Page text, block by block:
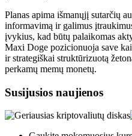
Planas apima išmanųjį sutarčių
informavimą ir galimus
įvykius, kad būtų palaikomas
Maxi Doge pozicionuoja save
ir strategiškai struktūrizuotą
perkamų memų monetų.
Susijusios naujienos